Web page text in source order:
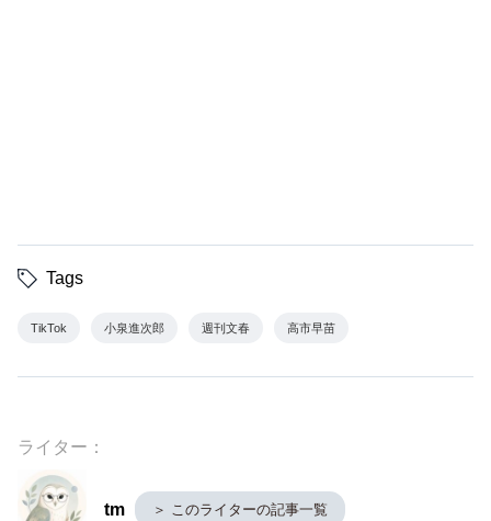
Tags
TikTok 小泉進次郎 週刊文春 高市早苗
ライター：
tm ＞ このライターの記事一覧